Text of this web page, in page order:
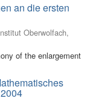
an die ersten
Oberwolfach,
of the enlargement